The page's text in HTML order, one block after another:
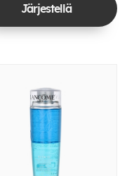
Järjestellä